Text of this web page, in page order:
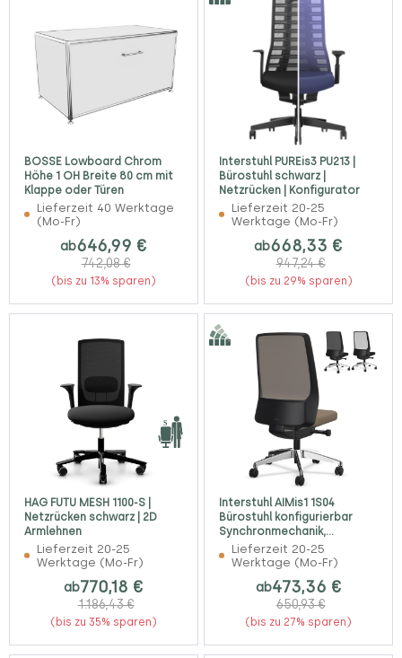
BOSSE Lowboard Chrom
Höhe 1 OH Breite 80 cm mit
Klappe oder Türen
Lieferzeit 40 Werktage
(Mo-Fr)
ab646,99 €
742,08 €
(bis zu 13% sparen)
Interstuhl PUREis3 PU213 |
Bürostuhl schwarz |
Netzrücken | Konfigurator
Lieferzeit 20-25
Werktage (Mo-Fr)
ab668,33 €
947,24 €
(bis zu 29% sparen)
HAG FUTU MESH 1100-S |
Netzrücken schwarz | 2D
Armlehnen
Lieferzeit 20-25
Werktage (Mo-Fr)
ab770,18 €
1.186,43 €
(bis zu 35% sparen)
Interstuhl AIMis1 1S04
Bürostuhl konfigurierbar
Synchronmechanik,
Netzrückenlehne
Lieferzeit 20-25
Werktage (Mo-Fr)
ab473,36 €
650,93 €
(bis zu 27% sparen)